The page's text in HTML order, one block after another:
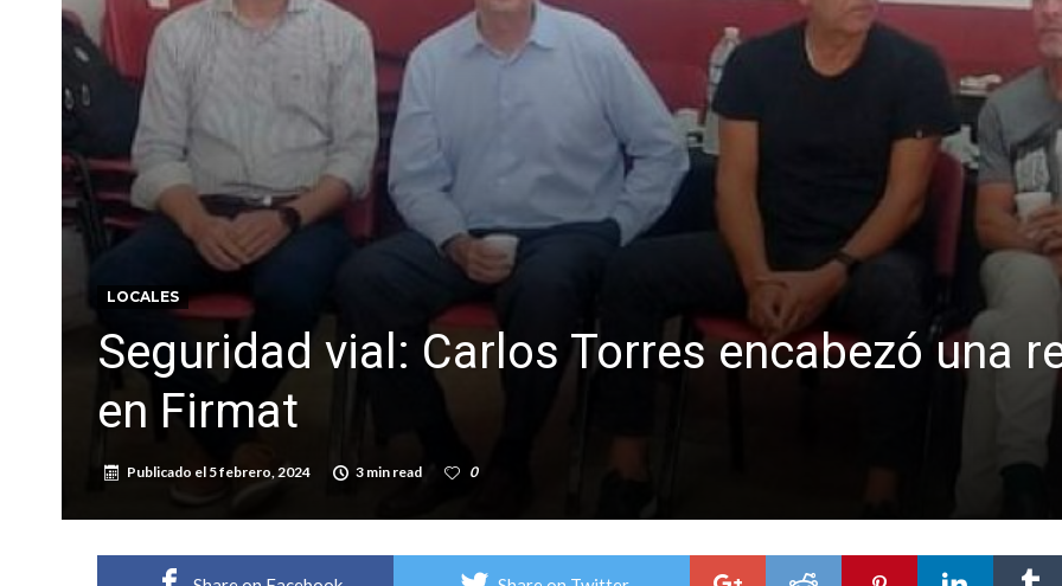
¿Llega un “Súper Niño”?: De Benedictis aclara los mitos y analiza el impacto real en la región
Cañada del Ucle se prepara para la 5ª edición de la Expo Dose
Distinguieron a Ramiro Maldonado, el campeón juvenil de malambo de Los Quirquinchos
Villada: evalúan obras preventivas ante posibles lluvias intensas
Elortondo: avanza el plan de pavimentación con la licitación de cinco nuevas cuadras
LOCALES
Seguridad vial: Carlos Torres encabezó una
en Firmat
Publicado el 5 febrero, 2024 3 min read 0